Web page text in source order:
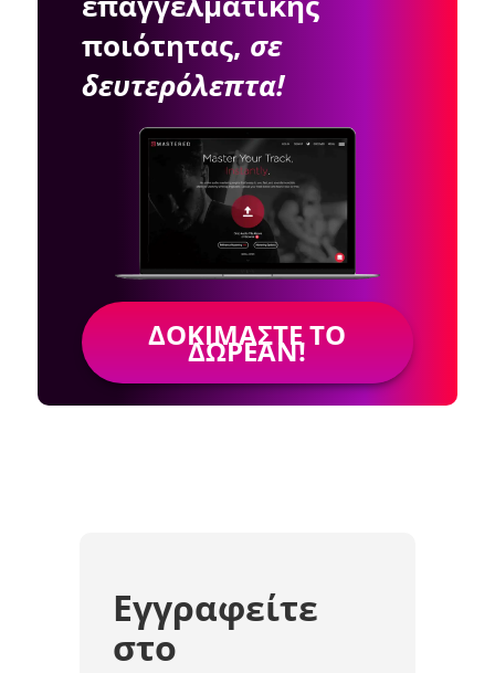
ποιότητας, σε
δευτερόλεπτα!
ΔΟΚΙΜΆΣΤΕ ΤΟ
ΔΩΡΕΆΝ!
Εγγραφείτε
στο